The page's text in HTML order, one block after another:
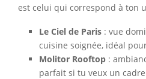
est celui qui correspond à ton
Le Ciel de Paris : vue
cuisine soignée, idéal
Molitor Rooftop :
parfait si tu veux un